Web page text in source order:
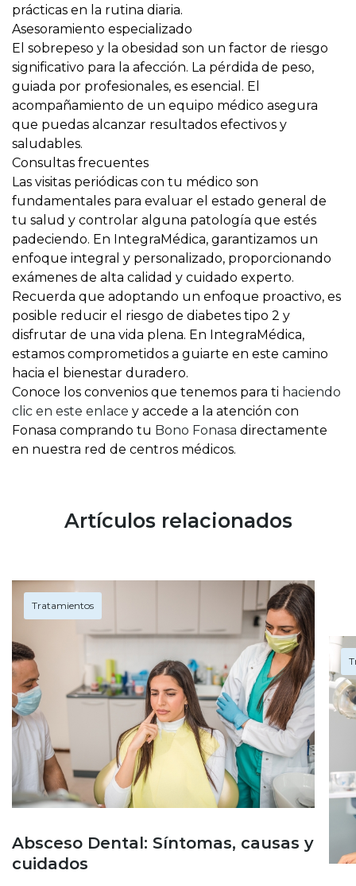
prácticas en la rutina diaria.
Asesoramiento especializado
El sobrepeso y la obesidad son un factor de riesgo
significativo para la afección. La pérdida de peso,
guiada por profesionales, es esencial. El
acompañamiento de un equipo médico asegura
que puedas alcanzar resultados efectivos y
saludables.
Consultas frecuentes
Las visitas periódicas con tu médico son
fundamentales para evaluar el estado general de
tu salud y controlar alguna patología que estés
padeciendo. En IntegraMédica, garantizamos un
enfoque integral y personalizado, proporcionando
exámenes de alta calidad y cuidado experto.
Recuerda que adoptando un enfoque proactivo, es
posible reducir el riesgo de diabetes tipo 2 y
disfrutar de una vida plena. En IntegraMédica,
estamos comprometidos a guiarte en este camino
hacia el bienestar duradero.
Conoce los convenios que tenemos para ti haciendo
clic en este enlace y accede a la atención con
Fonasa comprando tu Bono Fonasa directamente
en nuestra red de centros médicos.
Artículos relacionados
Tratamientos
Absceso Dental: Síntomas, causas y
cuidados